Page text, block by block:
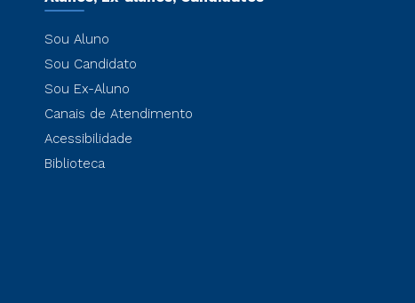
Sou Aluno
Sou Candidato
Sou Ex-Aluno
Canais de Atendimento
Acessibilidade
Biblioteca